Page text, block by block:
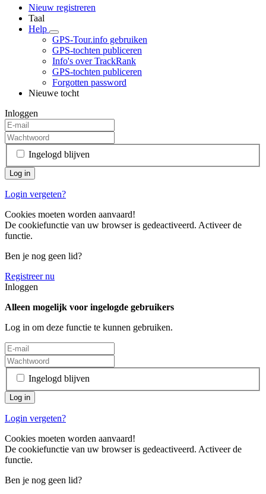
Nieuw registreren
Taal
Help
GPS-Tour.info gebruiken
GPS-tochten publiceren
Info's over TrackRank
GPS-tochten publiceren
Forgotten password
Nieuwe tocht
Inloggen
Ingelogd blijven
Login vergeten?
Cookies moeten worden aanvaard!
De cookiefunctie van uw browser is gedeactiveerd. Activeer de
functie.
Ben je nog geen lid?
Registreer nu
Inloggen
Alleen mogelijk voor ingelogde gebruikers
Log in om deze functie te kunnen gebruiken.
Ingelogd blijven
Login vergeten?
Cookies moeten worden aanvaard!
De cookiefunctie van uw browser is gedeactiveerd. Activeer de
functie.
Ben je nog geen lid?